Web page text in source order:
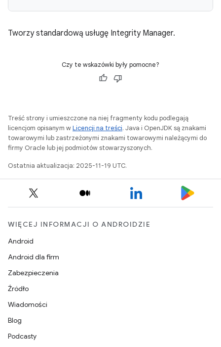
Tworzy standardową usługę Integrity Manager.
Czy te wskazówki były pomocne?
Treść strony i umieszczone na niej fragmenty kodu podlegają
licencjom opisanym wLicencji na treści. Java i OpenJDK są znakami
towarowymi lub zastrzeżonymi znakami towarowymi należącymi do
firmy Oracle lub jej podmiotów stowarzyszonych.
Ostatnia aktualizacja: 2025-11-19 UTC.
WIĘCEJ INFORMACJI O ANDROIDZIE
Android
Android dla firm
Zabezpieczenia
Źródło
Wiadomości
Blog
Podcasty